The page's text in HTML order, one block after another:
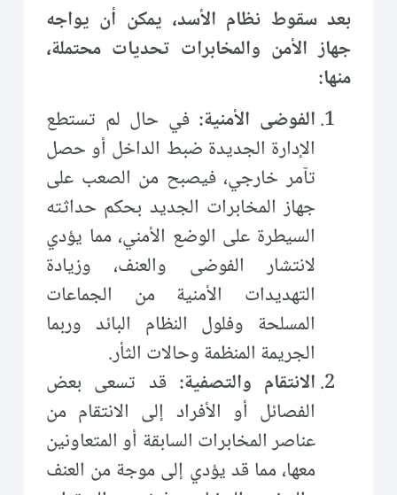
بعد سقوط نظام الأسد، يمكن أن يواجه
جهاز الأمن والمخابرات تحديات محتملة،
منها:
الفوضى الأمنية: في حال لم تستطع
الإدارة الجديدة ضبط الداخل أو حصل
تآمر خارجي، فيصبح من الصعب على
جهاز المخابرات الجديد بحكم حداثته
السيطرة على الوضع الأمني، مما يؤدي
لانتشار الفوضى والعنف، وزيادة
التهديدات الأمنية من الجماعات
المسلحة وفلول النظام البائد وربما
الجريمة المنظمة وحالات الثأر.
الانتقام والتصفية:قد تسعى بعض
الفصائل أو الأفراد إلى الانتقام من
عناصر المخابرات السابقة أو المتعاونين
معها، مما قد يؤدي إلى موجة من العنف